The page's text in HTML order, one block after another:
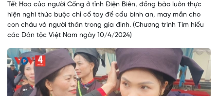
Tết Hoa của người Cống ở tỉnh Điện Biên, đồng bào luôn thực
hiện nghi thức buộc chỉ cổ tay để cầu bình an, may mắn cho
con cháu và người thân trong gia đình. (Chương trình Tìm hiểu
các Dân tộc Việt Nam ngày 10/4/2024)